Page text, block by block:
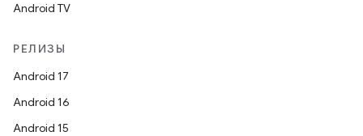
Android TV
РЕЛИЗЫ
Android 17
Android 16
Android 15